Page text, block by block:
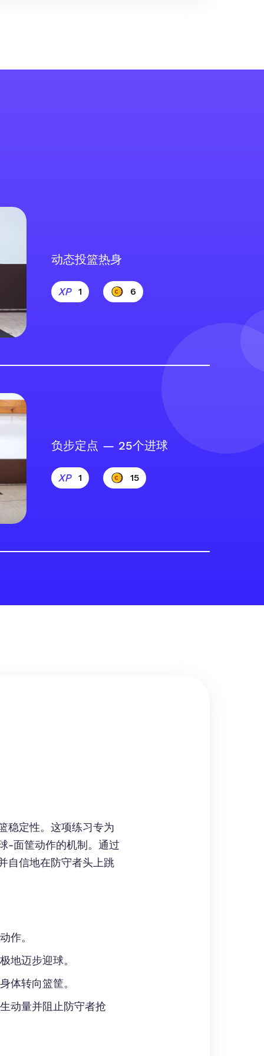
动态投篮热身
1 6
负步定点 — 25个进球
1 15
稳定性。这项练习专为
-面筐动作的机制。通过
自信地在防守者头上跳
作。
地迈步迎球。
体转向篮筐。
动量并阻止防守者抢